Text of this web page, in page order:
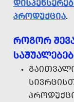
ᲞᲠᲝᲓᲣᲥᲪᲘᲐ.
ᲠᲝᲒᲝᲠ